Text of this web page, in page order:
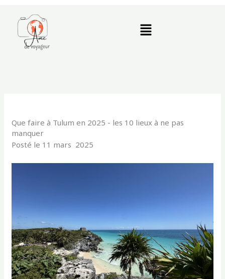
contenu
Menu
Que faire à Tulum en 2025 - les 10 lieux à ne pas
manquer
Posté le 11 mars 2025